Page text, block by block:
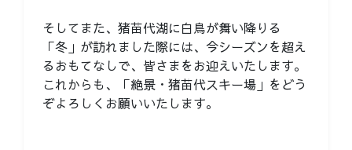
そしてまた、猪苗代湖に白鳥が舞い降りる
「冬」が訪れました際には、今シーズンを超え
るおもてなしで、皆さまをお迎えいたします。
これからも、「絶景・猪苗代スキー場」をどう
ぞよろしくお願いいたします。